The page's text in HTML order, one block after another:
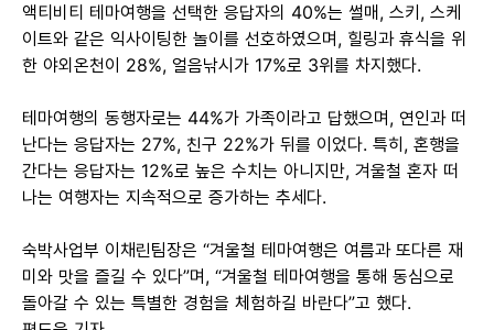
액티비티 테마여행을 선택한 응답자의 40%는 썰매, 스키, 스케
이트와 같은 익사이팅한 놀이를 선호하였으며, 힐링과 휴식을 위
한 야외온천이 28%, 얼음낚시가 17%로 3위를 차지했다.
테마여행의 동행자로는 44%가 가족이라고 답했으며, 연인과 떠
난다는 응답자는 27%, 친구 22%가 뒤를 이었다. 특히, 혼행을
간다는 응답자는 12%로 높은 수치는 아니지만, 겨울철 혼자 떠
나는 여행자는 지속적으로 증가하는 추세다.
숙박사업부 이채린팀장은 “겨울철 테마여행은 여름과 또다른 재
미와 맛을 즐길 수 있다”며, “겨울철 테마여행을 통해 동심으로
돌아갈 수 있는 특별한 경험을 체험하길 바란다”고 했다.